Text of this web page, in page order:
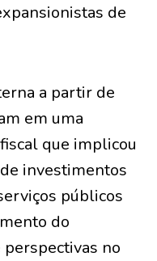
de
a partir de
em uma
que implicou
investimentos
públicos
do
no